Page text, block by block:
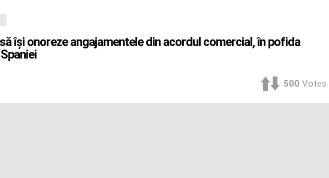
își onoreze angajamentele din acordul comercial, în pofida
500 Votes